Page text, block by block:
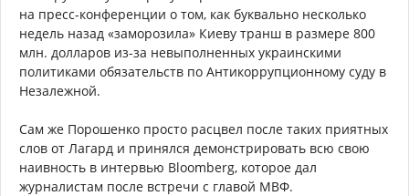
на пресс-конференции о том, как буквально несколько
недель назад «заморозила» Киеву транш в размере 800
млн. долларов из-за невыполненных украинскими
политиками обязательств по Антикоррупционному суду в
Незалежной.
Сам же Порошенко просто расцвел после таких приятных
слов от Лагард и принялся демонстрировать всю свою
наивность в интервью Bloomberg, которое дал
журналистам после встречи с главой МВФ.